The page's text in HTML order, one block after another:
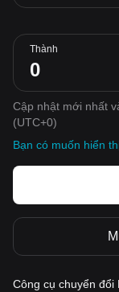
Thành
Cập nhật mới nhất
(UTC+0)
Bạn có muốn hiển
Công cụ chuyển đổi